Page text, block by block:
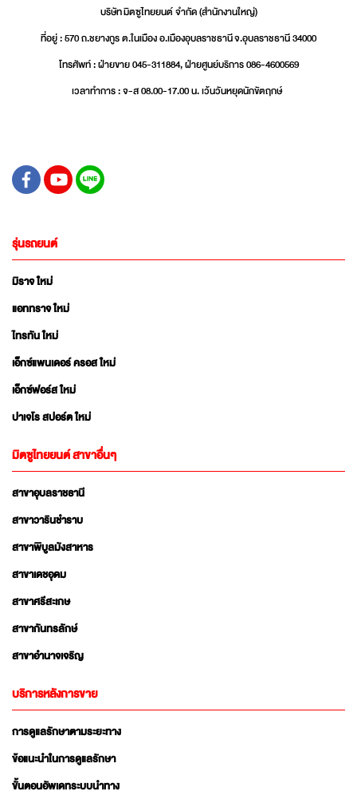
บริษัท มิตซูไทยยนต์ จำกัด (สำนักงานใหญ่)
ที่อยู่ : 570 ถ.ชยางกูร ต.ในเมือง อ.เมืองอุบลราชธานี จ.อุบลราชธานี 34000
โทรศัพท์ : ฝ่ายขาย 045-311884, ฝ่ายศูนย์บริการ 086-4600569
เวลาทำการ : จ-ส 08.00-17.00 น. เว้นวันหยุดนักขัตฤกษ์
รุ่นรถยนต์
มิราจ ใหม่
แอททราจ ใหม่
ไทรทัน ใหม่
เอ็กซ์แพนเดอร์ ครอส ใหม่
เอ็กซ์ฟอร์ส ใหม่
ปาเจโร สปอร์ต ใหม่
มิตซูไทยยนต์ สาขาอื่นๆ
สาขาอุบลราชธานี
สาขาวารินชำราบ
สาขาพิบูลมังสาหาร
สาขาเดชอุดม
สาขาศรีสะเกษ
สาขากันทรลักษ์
สาขาอำนาจเจริญ
บริการหลังการขาย
การดูแลรักษาตามระยะทาง
ข้อแนะนำในการดูแลรักษา
ขั้นตอนอัพเดทระบบนำทาง